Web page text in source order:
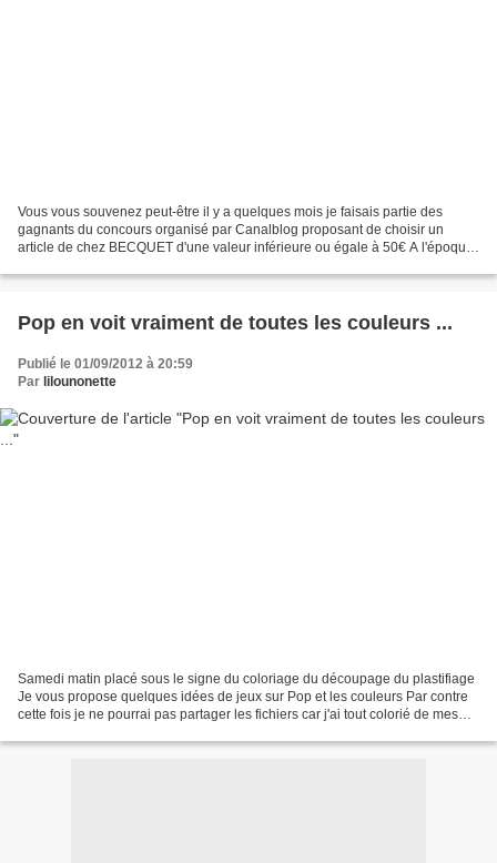
Vous vous souvenez peut-être il y a quelques mois je faisais partie des
gagnants du concours organisé par Canalblog proposant de choisir un
article de chez BECQUET d'une valeur inférieure ou égale à 50€ A l'époque,
Pop en voit vraiment de toutes les couleurs ...
Publié le 01/09/2012 à 20:59
Par lilounonette
Samedi matin placé sous le signe du coloriage du découpage du plastifiage
Je vous propose quelques idées de jeux sur Pop et les couleurs Par contre
cette fois je ne pourrai pas partager les fichiers car j'ai tout colorié de mes